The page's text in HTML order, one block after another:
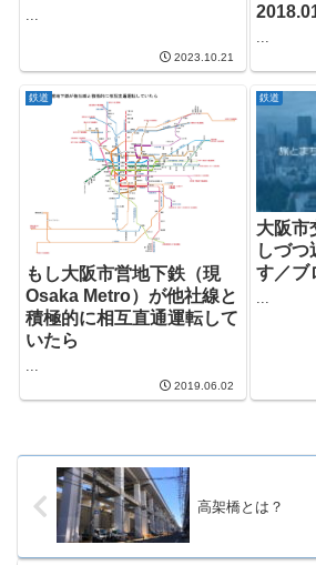
2023.10.21
鉄道
もし大阪市営地下鉄（現
Osaka Metro）が他社線と
積極的に相互直通運転して
いたら
2019.06.02
鉄道
大阪市
しづつ
す／ブ
高架橋とは？